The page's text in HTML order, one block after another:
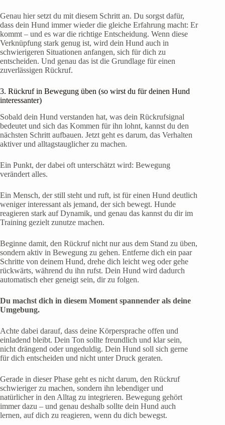
Genau hier setzt du mit diesem Schritt an. Du sorgst dafür,
dass dein Hund immer wieder die gleiche Erfahrung macht: Er
kommt – und es war die richtige Entscheidung. Wenn diese
Verknüpfung stark genug ist, wird dein Hund auch in
schwierigeren Situationen anfangen, sich für dich zu
entscheiden. Und genau das ist die Grundlage für einen
zuverlässigen Rückruf.
3. Rückruf in Bewegung üben (so wirst du für deinen Hund
interessanter)
Sobald dein Hund verstanden hat, was dein Rückrufsignal
bedeutet und sich das Kommen für ihn lohnt, kannst du den
nächsten Schritt aufbauen. Jetzt geht es darum, das Verhalten
aktiver und alltagstauglicher zu machen.
Ein Punkt, der dabei oft unterschätzt wird: Bewegung
verändert alles.
Ein Mensch, der still steht und ruft, ist für einen Hund deutlich
weniger interessant als jemand, der sich bewegt. Hunde
reagieren stark auf Dynamik, und genau das kannst du dir im
Training gezielt zunutze machen.
Beginne damit, den Rückruf nicht nur aus dem Stand zu üben,
sondern aktiv in Bewegung zu gehen. Entferne dich ein paar
Schritte von deinem Hund, drehe dich leicht weg oder gehe
rückwärts, während du ihn rufst. Dein Hund wird dadurch
automatisch eher geneigt sein, dir zu folgen.
Du machst dich in diesem Moment spannender als deine
Umgebung.
Achte dabei darauf, dass deine Körpersprache offen und
einladend bleibt. Dein Ton sollte freundlich und klar sein,
nicht drängend oder ungeduldig. Dein Hund soll sich gerne
für dich entscheiden und nicht unter Druck geraten.
Gerade in dieser Phase geht es nicht darum, den Rückruf
schwieriger zu machen, sondern ihn lebendiger und
natürlicher in den Alltag zu integrieren. Bewegung gehört
immer dazu – und genau deshalb sollte dein Hund auch
lernen, auf dich zu reagieren, wenn du dich bewegst.